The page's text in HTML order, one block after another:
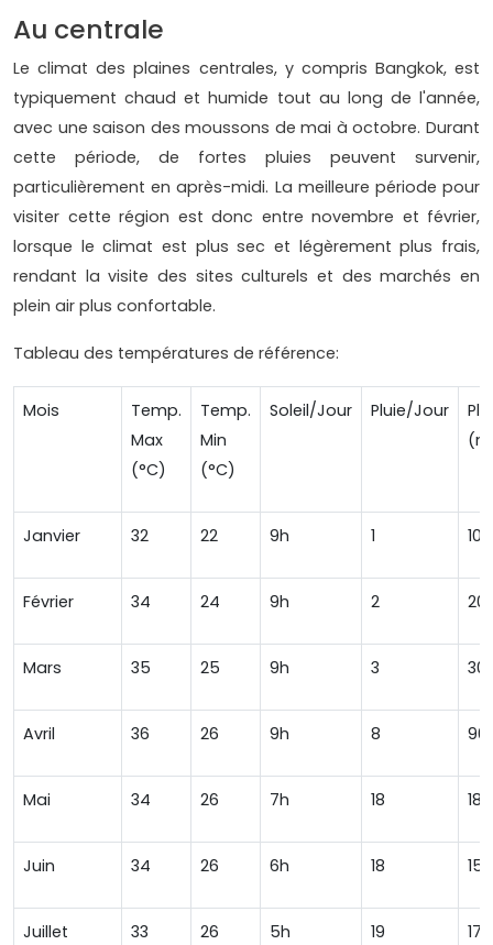
Au centrale
Le climat des plaines centrales, y compris Bangkok, est
typiquement chaud et humide tout au long de l'année,
avec une saison des moussons de mai à octobre. Durant
cette période, de fortes pluies peuvent survenir,
particulièrement en après-midi. La meilleure période pour
visiter cette région est donc entre novembre et février,
lorsque le climat est plus sec et légèrement plus frais,
rendant la visite des sites culturels et des marchés en
plein air plus confortable.
Tableau des températures de référence:
Mois
Temp.
Max
(°C)
Temp.
Min
(°C)
Soleil/Jour Pluie/Jour
Janvier 32 22 9h 1 10
Février 34 24 9h 2 20
Mars 35 25 9h 3 30
Avril 36 26 9h 8 90
Mai 34 26 7h 18 180
Juin 34 26 6h 18 150
Juillet 33 26 5h 19 175